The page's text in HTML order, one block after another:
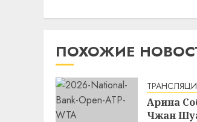
ПОХОЖИЕ
Арина
Чжан